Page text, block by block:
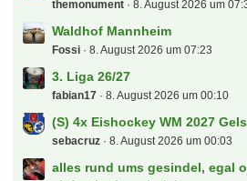
themonument 8. August 2026 um
Waldhof Mannheim
Fossi 8. August 2026 um 07:23
3. Liga 26/27
fabian17 8. August 2026 um 00:10
(S) 4x Eishockey WM 2027
sebacruz 8. August 2026 um 00:03
alles rund ums gesindel, egal